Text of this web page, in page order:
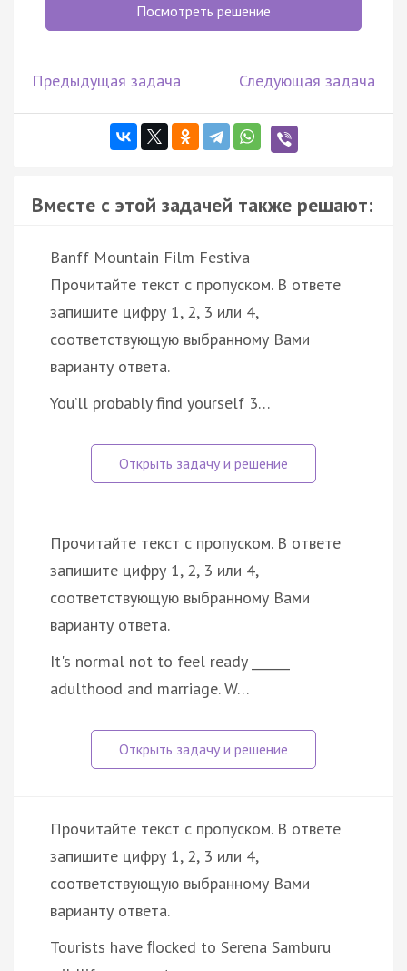
Посмотреть решение
Предыдущая задача Следующая задача
Вместе с этой задачей также решают:
Banff Mountain Film Festiva
Прочитайте текст с пропуском. В ответе
запишите цифру 1, 2, 3 или 4,
соответствующую выбранному Вами
варианту ответа.
You’ll probably find yourself 3…
Прочитайте текст с пропуском. В ответе
запишите цифру 1, 2, 3 или 4,
соответствующую выбранному Вами
варианту ответа.
It's normal not to feel ready ______
adulthood and marriage. W…
Прочитайте текст с пропуском. В ответе
запишите цифру 1, 2, 3 или 4,
соответствующую выбранному Вами
варианту ответа.
Tourists have ﬂocked to Serena Samburu